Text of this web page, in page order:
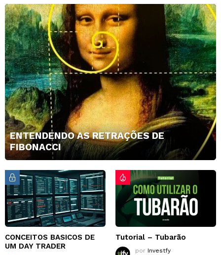
ENTENDENDO AS RETRAÇÕES DE
FIBONACCI
CONCEITOS BASICOS DE
UM DAY TRADER
Tutorial – Tubarão
por Investfy